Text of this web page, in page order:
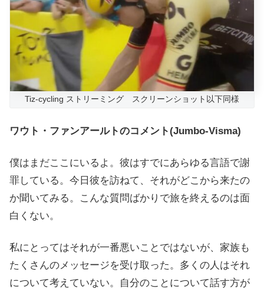
Tiz-cycling ストリーミング スクリーンショット以下同様
ワウト・ファンアールトのコメント(Jumbo-Visma)
僕はまだここにいるよ。彼はすでにあらゆる言語で謝
罪している。今日彼を訪ねて、それがどこから来たの
か聞いてみる。こんな質問ばかりで旅を終えるのは面
白くない。
私にとってはそれが一番悪いことではないが、家族も
たくさんのメッセージを受け取った。多くの人はそれ
について考えていない。自分のことについて話す方が